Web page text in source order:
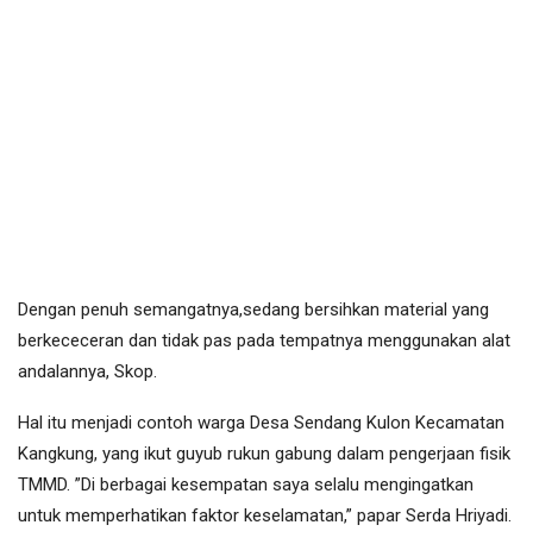
Dengan penuh semangatnya,sedang bersihkan material yang
berkececeran dan tidak pas pada tempatnya menggunakan alat
andalannya, Skop.
Hal itu menjadi contoh warga Desa Sendang Kulon Kecamatan
Kangkung, yang ikut guyub rukun gabung dalam pengerjaan fisik
TMMD. ”Di berbagai kesempatan saya selalu mengingatkan
untuk memperhatikan faktor keselamatan,” papar Serda Hriyadi.